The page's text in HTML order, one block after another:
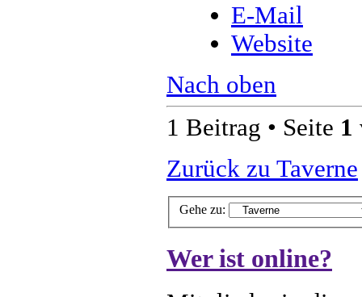
E-Mail
Website
Nach oben
1 Beitrag • Seite 1
Zurück zu Taverne
Gehe zu:
Wer ist online?